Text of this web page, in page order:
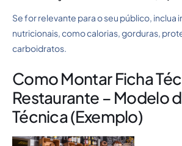
Se for relevante para o seu público, inclua
nutricionais, como calorias, gorduras,
carboidratos.
Como Montar Ficha
Restaurante – Modelo
Técnica (Exemplo)